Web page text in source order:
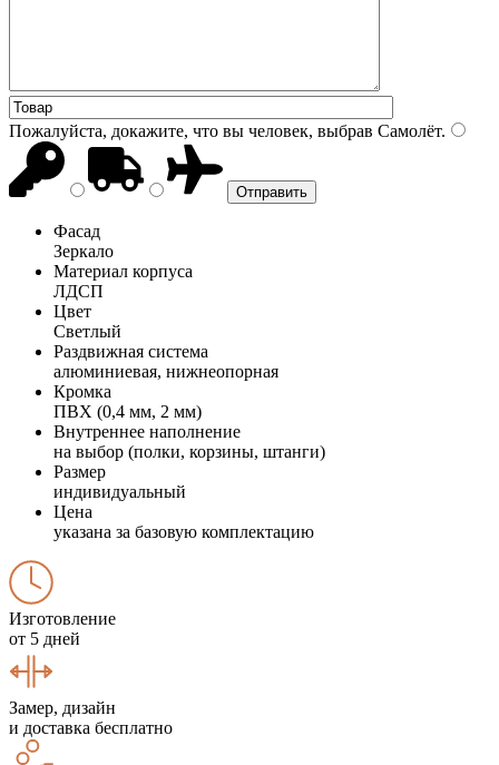
Пожалуйста, докажите, что вы человек, выбрав Самолёт.
Фасад
Зеркало
Материал корпуса
ЛДСП
Цвет
Светлый
Раздвижная система
алюминиевая, нижнеопорная
Кромка
ПВХ (0,4 мм, 2 мм)
Внутреннее наполнение
на выбор (полки, корзины, штанги)
Размер
индивидуальный
Цена
указана за базовую комплектацию
Изготовление
от 5 дней
Замер, дизайн
и доставка бесплатно